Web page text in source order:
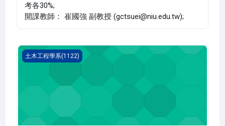
考各30%;
開課教師： 崔國強 副教授 (gctsuei@niu.edu.tw);
測量實習(1122_B2CE000129C)
土木工程學系(1122)